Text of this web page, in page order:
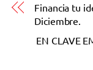
Financia tu
Diciembre.
EN CLAVE